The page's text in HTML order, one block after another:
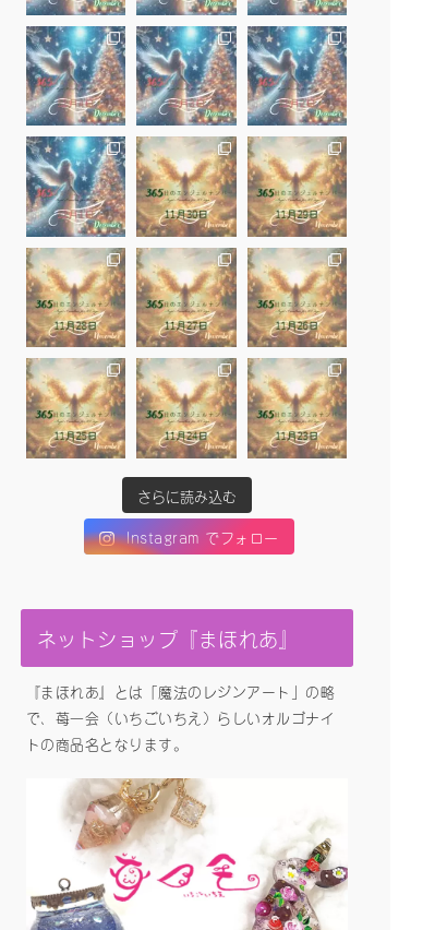
さらに読み込む
Instagram でフォロー
ネットショップ『まほれあ』
『まほれあ』とは「魔法のレジンアート」の略
で、苺一会（いちごいちえ）らしいオルゴナイ
トの商品名となります。